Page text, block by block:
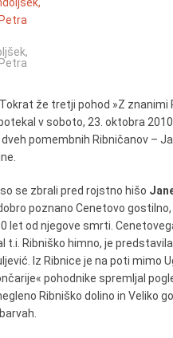
že tretji pohod »Z znanimi
v soboto, 23. oktobra
pomembnih Ribničanov –
se zbrali pred rojstno hišo
poznano Cenetovo
let od njegove smrti.
t.i. Ribniško himno, je
Iz Ribnice je na poti mimo
pohodnike spremljal
Ribniško dolino in Veliko